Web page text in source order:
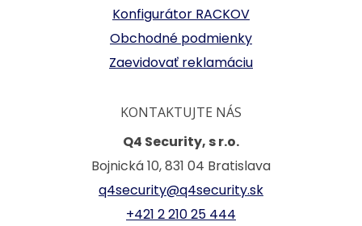
Konfigurátor RACKOV
Obchodné podmienky
Zaevidovať reklamáciu
KONTAKTUJTE NÁS
Q4 Security, s r.o.
Bojnická 10, 831 04 Bratislava
q4security@q4security.sk
+421 2 210 25 444